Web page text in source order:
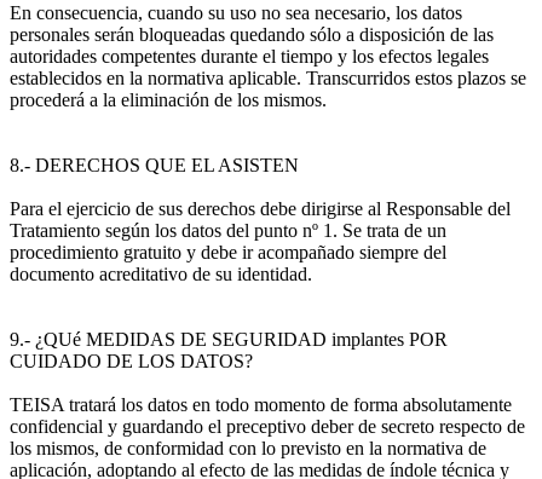
En consecuencia, cuando su uso no sea necesario, los datos
personales serán bloqueadas quedando sólo a disposición de las
autoridades competentes durante el tiempo y los efectos legales
establecidos en la normativa aplicable. Transcurridos estos plazos se
procederá a la eliminación de los mismos.
8.- DERECHOS QUE EL ASISTEN
Para el ejercicio de sus derechos debe dirigirse al Responsable del
Tratamiento según los datos del punto nº 1. Se trata de un
procedimiento gratuito y debe ir acompañado siempre del
documento acreditativo de su identidad.
9.- ¿QUé MEDIDAS DE SEGURIDAD implantes POR
CUIDADO DE LOS DATOS?
TEISA tratará los datos en todo momento de forma absolutamente
confidencial y guardando el preceptivo deber de secreto respecto de
los mismos, de conformidad con lo previsto en la normativa de
aplicación, adoptando al efecto de las medidas de índole técnica y